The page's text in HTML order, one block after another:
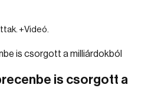
+Videó.
is csorgott a